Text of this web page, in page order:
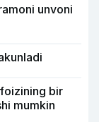
unvoni
bir
mumkin